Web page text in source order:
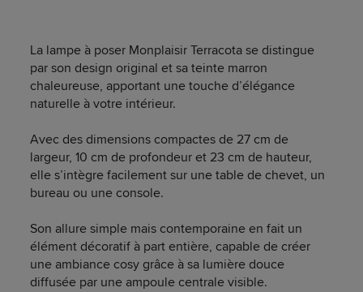
La lampe à poser Monplaisir Terracota se distingue
par son design original et sa teinte marron
chaleureuse, apportant une touche d’élégance
naturelle à votre intérieur.
Avec des dimensions compactes de 27 cm de
largeur, 10 cm de profondeur et 23 cm de hauteur,
elle s’intègre facilement sur une table de chevet, un
bureau ou une console.
Son allure simple mais contemporaine en fait un
élément décoratif à part entière, capable de créer
une ambiance cosy grâce à sa lumière douce
diffusée par une ampoule centrale visible.